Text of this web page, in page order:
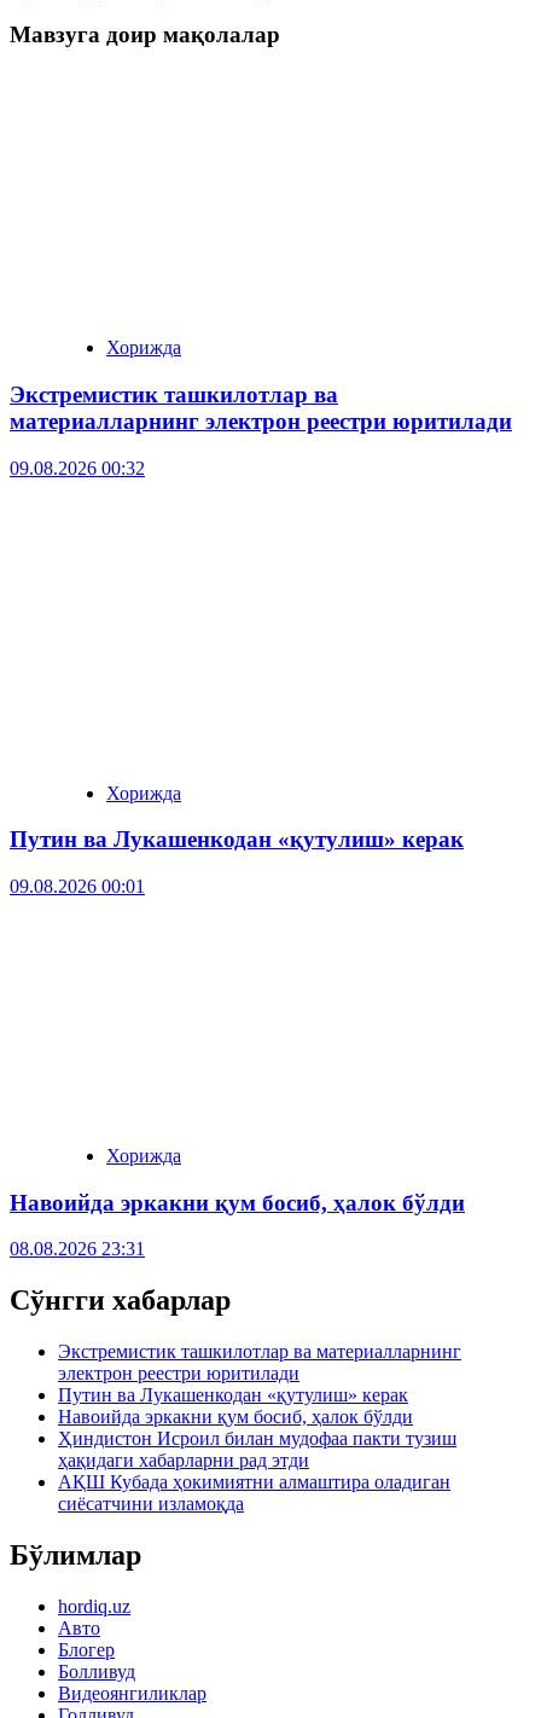
Мавзуга доир мақолалар
Хорижда
Экстремистик ташкилотлар ва
материалларнинг электрон реестри юритилади
09.08.2026 00:32
Хорижда
Путин ва Лукашенкодан «қутулиш» керак
09.08.2026 00:01
Хорижда
Навоийда эркакни қум босиб, ҳалок бўлди
08.08.2026 23:31
Сўнгги хабарлар
Экстремистик ташкилотлар ва материалларнинг
электрон реестри юритилади
Путин ва Лукашенкодан «қутулиш» керак
Навоийда эркакни қум босиб, ҳалок бўлди
Ҳиндистон Исроил билан мудофаа пакти тузиш
ҳақидаги хабарларни рад этди
АҚШ Кубада ҳокимиятни алмаштира оладиган
сиёсатчини изламоқда
Бўлимлар
hordiq.uz
Авто
Блогер
Болливуд
Видеоянгиликлар